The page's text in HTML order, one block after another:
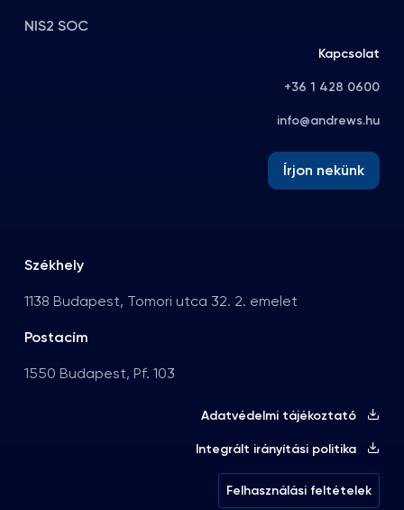
NIS2 SOC
Kapcsolat
+36 1 428 0600
info@andrews.hu
Írjon nekünk
Székhely
1138 Budapest, Tomori utca 32. 2. emelet
Postacím
1550 Budapest, Pf. 103
Adatvédelmi tájékoztató
Integrált irányítási politika
Felhasználási feltételek